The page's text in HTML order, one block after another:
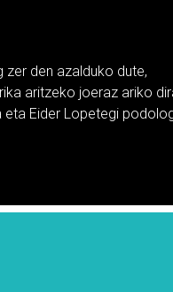
zer den azalduko dute,
aritzeko joeraz ariko
eta Eider Lopetegi